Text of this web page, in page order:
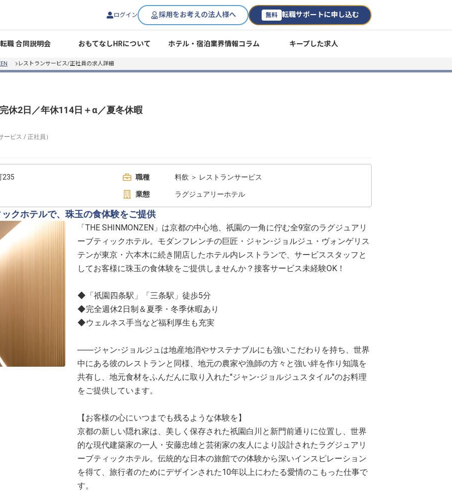
ログイン 採用をお考えの法人様へ 無料 転職サポートに申し込む
職 合同説明会 おもてなしHRについて ホテル・宿泊業界情報コラム キープした求人
レストランサービス/正社員の求人詳細
休2日／年休114日＋α／夏冬休暇
ービス / 正社員 ）
235 職種 料飲 ＞ レストランサービス
業態 ラグジュアリーホテル
クホテルで、珠玉の食体験をご提供
「THE SHINMONZEN」は京都の中心地、祇園の一角に佇む全9室のラグジュアリ
ーブティックホテル。モダンフレンチの巨匠・ジャン-ジョルジュ・ヴォンゲリス
テンが東京・六本木に続き開店したホテル内レストランで、サービススタッフと
してお客様に珠玉の食体験をご提供しませんか？接客サービス未経験OK！
◆「祇園四条駅」「三条駅」徒歩5分
◆完全週休2日制＆夏季・冬季休暇あり
◆ウェルネス手当など福利厚生も充実
――ジャン-ジョルジュは地産地消やサステナブルにも強いこだわりを持ち、世界
中にある彼のレストランと同様、地元の農家や漁師の方々と強い絆を作り知識を
共有し、地元食材をふんだんに取り入れた"ジャン-ジョルジュスタイル"のお料理
をご提供しています。
【お客様の心にいつまでも残るような体験を】
京都の新しい隠れ家は、美しく保存された祇園白川と新門前通りに位置し、世界
的な現代建築家の一人・安藤忠雄と芸術家の友人により設計されたラグジュアリ
ーブティックホテル。伝統的な日本の旅館での体験から深いインスピレーション
を得て、旅行者のためにデザインされた10年以上にわたる愛情のこもった仕事で
す。